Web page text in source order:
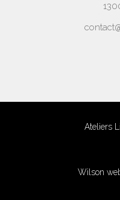
Ateliers
Wilson